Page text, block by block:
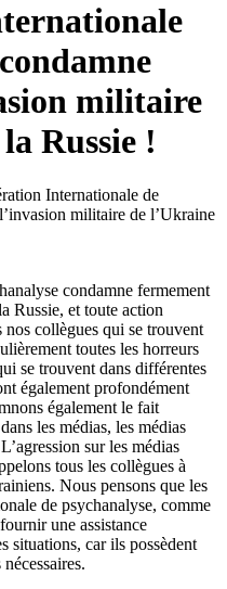
militaire
Russie !
Internationale de
militaire de l’Ukraine
condamne fermement
Russie, et toute action
collègues qui se trouvent
toutes les horreurs
se trouvent dans différentes
également profondément
également le fait
les médias, les médias
sur les médias
tous les collègues à
Nous pensons que les
de psychanalyse, comme
une assistance
situations, car ils possèdent